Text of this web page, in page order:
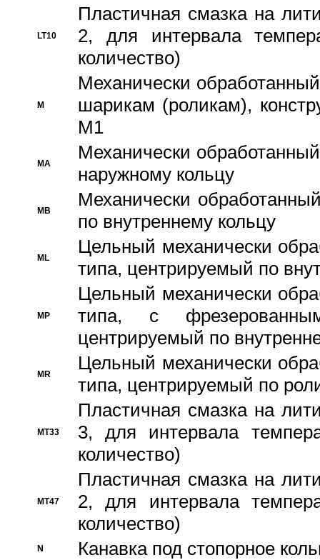
LT10
Пластичная смазка на
2, для интервала
количество)
M
Механически
шарикам (роликам),
M1
MA
Механически
наружному кольцу
MB
Механически
по внутреннему кольцу
ML
Цельный механически
типа, центрируемый по
MP
Цельный механически
типа, с
центрируемый по
MR
Цельный механически
типа, центрируемый по
MT33
Пластичная смазка на
3, для интервала
количество)
MT47
Пластичная смазка на
2, для интервала
количество)
N Канавка под стопорное